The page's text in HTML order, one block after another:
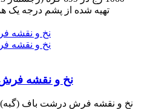
تهیه شده از پشم درجه یک
نخ و نقشه فرش